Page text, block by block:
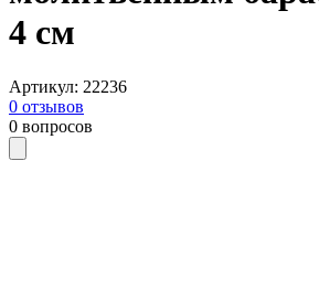
4 см
Артикул: 22236
0 отзывов
0 вопросов